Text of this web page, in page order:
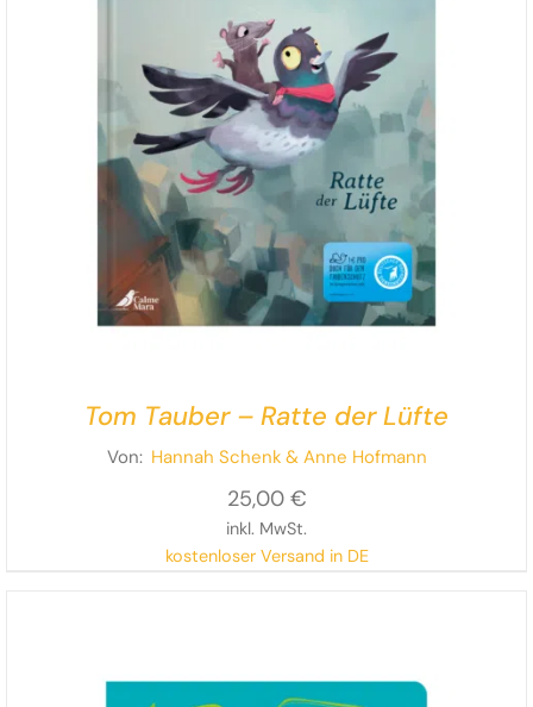
Tom Tauber – Ratte der Lüfte
Von: Hannah Schenk & Anne Hofmann
25,00 €
inkl. MwSt.
kostenloser Versand in DE